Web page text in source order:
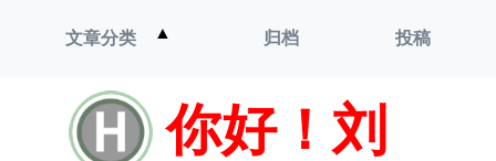
你好！刘
文章分类 ▲
单
归档 投稿